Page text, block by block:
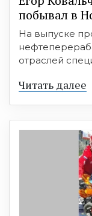
побывал в
На выпуске
отраслей
Читать далее